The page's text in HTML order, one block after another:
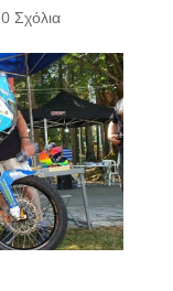
0 Σχόλια